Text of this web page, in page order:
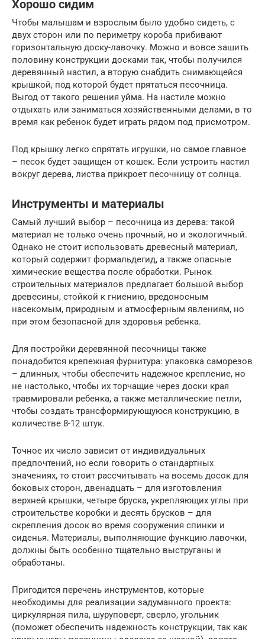
Хорошо сидим
Чтобы малышам и взрослым было удобно сидеть, с
двух сторон или по периметру короба прибивают
горизонтальную доску-лавочку. Можно и вовсе зашить
половину конструкции досками так, чтобы получился
деревянный настил, а вторую снабдить снимающейся
крышкой, под которой будет прятаться песочница.
Выгод от такого решения уйма. На настиле можно
отдыхать или заниматься хозяйственными делами, в то
время как ребенок будет играть рядом под присмотром.
Под крышку легко спрятать игрушки, но самое главное
– песок будет защищен от кошек. Если устроить настил
вокруг дерева, листва прикроет песочницу от солнца.
Инструменты и материалы
Самый лучший выбор – песочница из дерева: такой
материал не только очень прочный, но и экологичный.
Однако не стоит использовать древесный материал,
который содержит формальдегид, а также опасные
химические вещества после обработки. Рынок
строительных материалов предлагает большой выбор
древесины, стойкой к гниению, вредоносным
насекомым, природным и атмосферным явлениям, но
при этом безопасной для здоровья ребенка.
Для постройки деревянной песочницы также
понадобится крепежная фурнитура: упаковка саморезов
– длинных, чтобы обеспечить надежное крепление, но
не настолько, чтобы их торчащие через доски края
травмировали ребенка, а также металлические петли,
чтобы создать трансформирующуюся конструкцию, в
количестве 8-12 штук.
Точное их число зависит от индивидуальных
предпочтений, но если говорить о стандартных
значениях, то стоит рассчитывать на восемь досок для
боковых сторон, двенадцать – для изготовления
верхней крышки, четыре бруска, укрепляющих углы при
строительстве коробки и десять брусков – для
скрепления досок во время сооружения спинки и
сиденья. Материалы, выполняющие функцию лавочки,
должны быть особенно тщательно выструганы и
обработаны.
Пригодится перечень инструментов, которые
необходимы для реализации задуманного проекта:
циркулярная пила, шуруповерт, сверло, угольник
(поможет обеспечить надежность конструкции, так как